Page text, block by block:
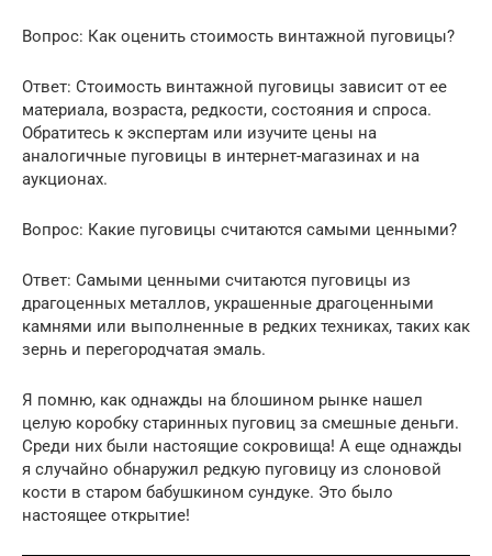
Вопрос: Как оценить стоимость винтажной пуговицы?
Ответ: Стоимость винтажной пуговицы зависит от ее
материала, возраста, редкости, состояния и спроса.
Обратитесь к экспертам или изучите цены на
аналогичные пуговицы в интернет-магазинах и на
аукционах.
Вопрос: Какие пуговицы считаются самыми ценными?
Ответ: Самыми ценными считаются пуговицы из
драгоценных металлов, украшенные драгоценными
камнями или выполненные в редких техниках, таких как
зернь и перегородчатая эмаль.
Я помню, как однажды на блошином рынке нашел
целую коробку старинных пуговиц за смешные деньги.
Среди них были настоящие сокровища! А еще однажды
я случайно обнаружил редкую пуговицу из слоновой
кости в старом бабушкином сундуке. Это было
настоящее открытие!